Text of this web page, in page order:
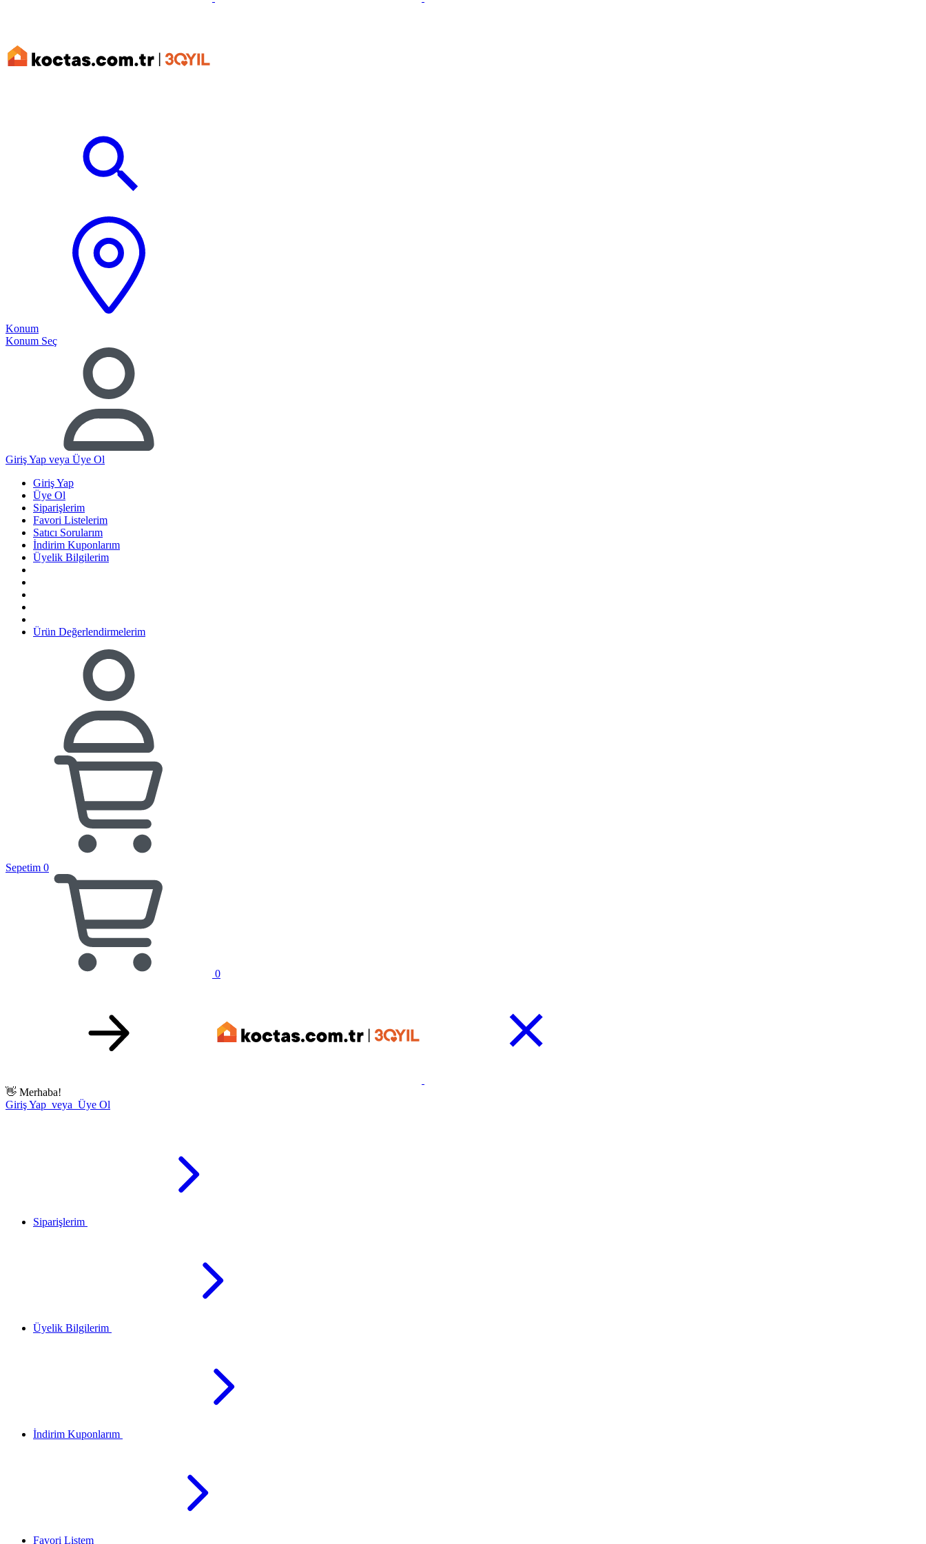
Konum
Konum Seç
Giriş Yap veya Üye Ol
Giriş Yap
Üye Ol
Siparişlerim
Favori Listelerim
Satıcı Sorularım
İndirim Kuponlarım
Üyelik Bilgilerim
Ürün Değerlendirmelerim
Sepetim 0
0
👋 Merhaba!
Giriş Yap veya Üye Ol
Siparişlerim
Üyelik Bilgilerim
İndirim Kuponlarım
Favori Listem